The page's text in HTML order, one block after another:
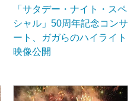
「サタデー・ナイト・スペ
シャル」50周年記念コンサ
ート、ガガらのハイライト
映像公開